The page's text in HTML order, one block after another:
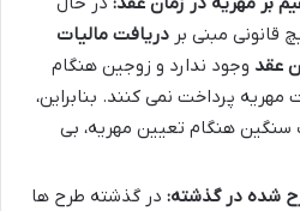
دریافت مالیات
عقد وجود ندارد و زوجین هنگام
مهریه پرداخت نمی کنند. بنابراین،
سنگین هنگام تعیین مهریه، بی
شده در گذشته: در گذشته طرح ها